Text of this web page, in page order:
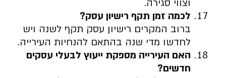
וצווי סגירה.
לכמה זמן תקף רישיון עסק?
ברוב המקרים רישיון עסק תקף לשנה ויש
לחדשו מדי שנה בהתאם להנחיות העירייה.
האם העירייה מספקת ייעוץ לבעלי עסקים
חדשים?